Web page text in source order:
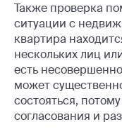
Также проверка
ситуации с
квартира
нескольких лиц
есть
может
состояться,
согласования и